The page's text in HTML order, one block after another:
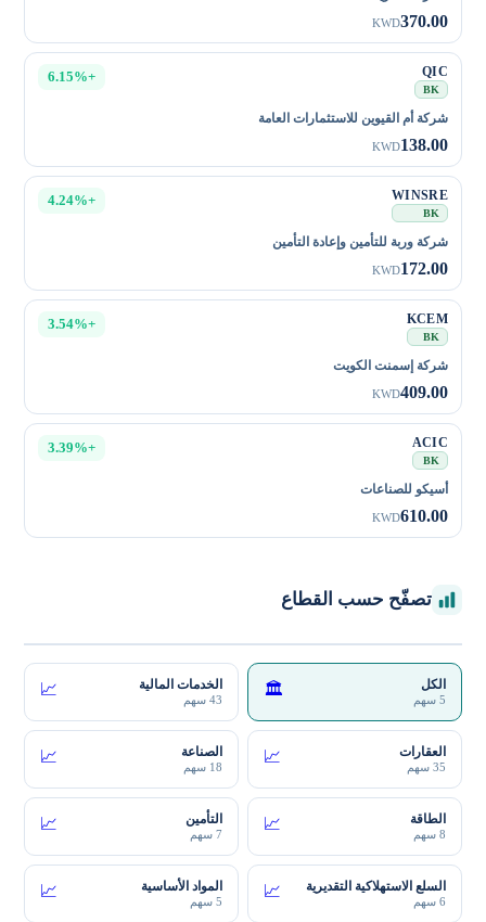
370.00
KWD
QIC
BK
+6.15%
شركة أم القيوين للاستثمارات العامة
138.00
KWD
WINSRE
BK
+4.24%
شركة وربة للتأمين وإعادة التأمين
172.00
KWD
KCEM
BK
+3.54%
شركة إسمنت الكويت
409.00
KWD
ACIC
BK
+3.39%
أسيكو للصناعات
610.00
KWD
تصفّح حسب القطاع
الكل
5 سهم
🏛️ الخدمات المالية
43 سهم
📈
العقارات
35 سهم
📈 الصناعة
18 سهم
📈
الطاقة
8 سهم
📈 التأمين
7 سهم
📈
السلع الاستهلاكية التقديرية
6 سهم
📈 المواد الأساسية
5 سهم
📈